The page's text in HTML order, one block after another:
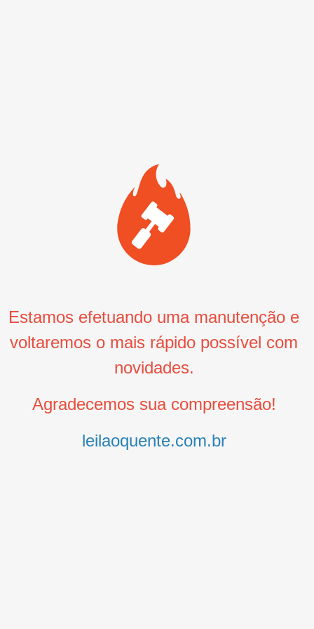
Estamos efetuando uma manutenção e
voltaremos o mais rápido possível com
novidades.
Agradecemos sua compreensão!
leilaoquente.com.br